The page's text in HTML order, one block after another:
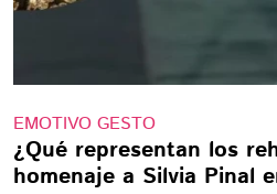
EMOTIVO GESTO
¿Qué representan los
homenaje a Silvia Pinal